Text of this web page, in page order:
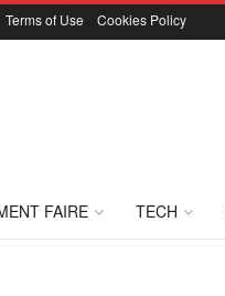
Terms of Use Cookies Policy
FAIRE TECH